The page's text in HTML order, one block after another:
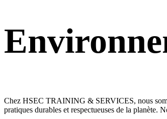
Chez HSEC TRAINING & SERVICES, nous
pratiques durables et respectueuses de la planète.